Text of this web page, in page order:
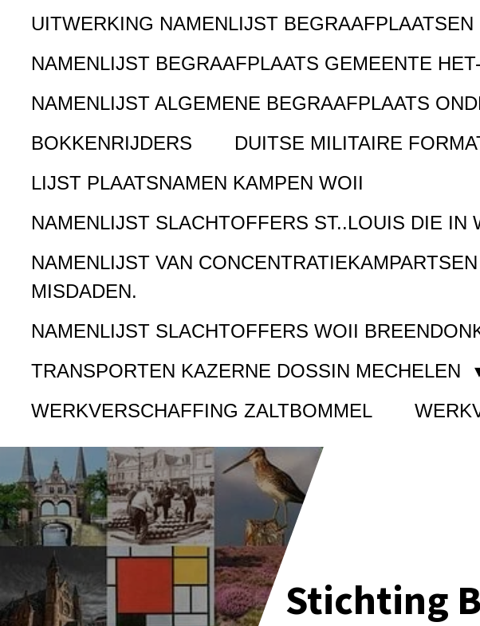
UITWERKING NAMENLIJST BEGRAAFPLAATSEN
NAMENLIJST BEGRAAFPLAATS GEMEENTE
NAMENLIJST ALGEMENE BEGRAAFPLAATS
BOKKENRIJDERS
DUITSE MILITAIRE
LIJST PLAATSNAMEN KAMPEN WOII
NAMENLIJST SLACHTOFFERS ST..LOUIS DIE IN
NAMENLIJST VAN
MISDADEN.
NAMENLIJST SLACHTOFFERS WOII
TRANSPORTEN KAZERNE DOSSIN MECHELEN
WERKVERSCHAFFING ZALTBOMMEL
Stichting